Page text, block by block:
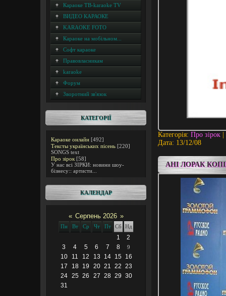
Караоке ТВ-karaoke TV
ВИДЕО КАРАОКЕ
KARAOKE FOTO
Караоке на мобільном...
Софт караоке
Правовласникам
karaoke
Форум
Зворотний зв'язок
КАТЕГОРІЇ
Караоке онлайн [492]
Тексты українських пісень [220]
SONGS text
Про зірок [58]
У нас всі ЗІРКИ: новини шоу-
бізнесу:: артисти...
КАЛЕНДАР
« Серпень 2026 »
Пн Вт Ср Чт Пт Сб Нд
1
2
3
4 5 6 7 8 9
10 11 12 13 14 15 16
17
18 19 20 21 22 23
24
25 26 27 28 29 30
31
Категорія: Про зірок
Дата: 13/12/08
АНІ ЛОРАК